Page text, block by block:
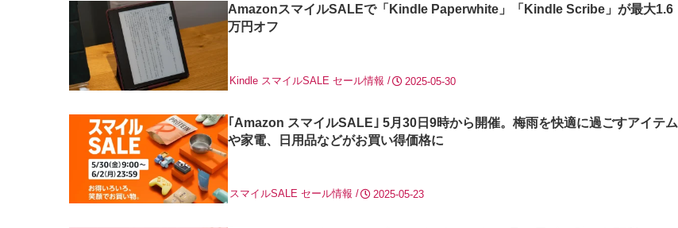
AmazonスマイルSALEで「Kindle Paperwhite」「Kindle Scribe」が最大1.6
万円オフ
2025-05-30
Kindle スマイルSALE セール情報
｢Amazon スマイルSALE｣ 5月30日9時から開催。梅雨を快適に過ごすアイテム
や家電、日用品などがお買い得価格に
2025-05-23
スマイルSALE セール情報